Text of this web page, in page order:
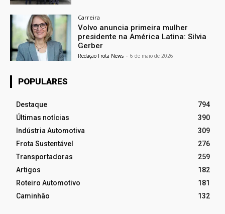
Carreira
Volvo anuncia primeira mulher
presidente na América Latina: Silvia
Gerber
Redação Frota News - 6 de maio de 2026
POPULARES
Destaque
794
Últimas notícias
390
Indústria Automotiva
309
Frota Sustentável
276
Transportadoras
259
Artigos
182
Roteiro Automotivo
181
Caminhão
132